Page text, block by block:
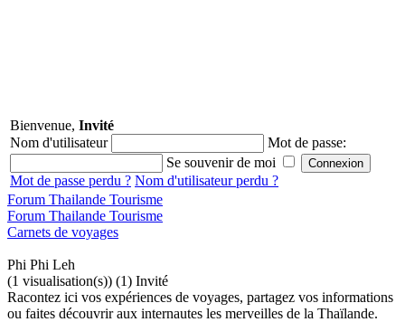
Bienvenue, Invité
Nom d'utilisateur
Mot de passe:
Se souvenir de moi
Mot de passe perdu ? Nom d'utilisateur perdu ?
Forum Thailande Tourisme
Forum Thailande Tourisme
Carnets de voyages
Phi Phi Leh
(1 visualisation(s)) (1) Invité
Racontez ici vos expériences de voyages, partagez vos informations
ou faites découvrir aux internautes les merveilles de la Thaïlande.